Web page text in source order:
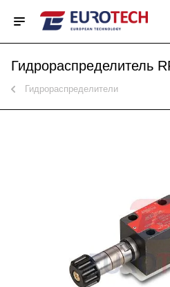
Гидрораспределитель
Гидрораспределители